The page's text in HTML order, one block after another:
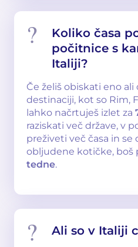
Koliko časa
počitnice s
Italiji?
Če želiš obiskati eno
destinaciji, kot so Rim,
lahko načrtuješ izlet za
raziskati več države, v
preživeti več časa in
obljudene kotičke, boš
tedne.
Ali so v Italiji